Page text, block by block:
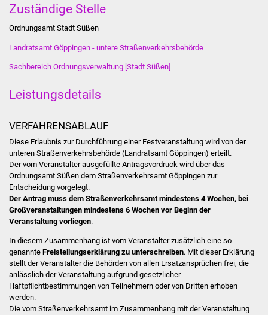
Jubiläumsjahr 2021
Partnerstädte
Sanierung Hallenbad
Ortsentwicklung
Presse
Bürger & Service
Zuständige Stelle
Ordnungsamt Stadt Süßen
Landratsamt Göppingen - untere Straßenverkehrsbehörde
Sachbereich Ordnungsverwaltung [Stadt Süßen]
Leistungsdetails
VERFAHRENSABLAUF
Diese Erlaubnis zur Durchführung einer Festveranstaltung wird von der
unteren Straßenverkehrsbehörde (Landratsamt Göppingen) erteilt.
Der vom Veranstalter ausgefüllte Antragsvordruck wird über das
Ordnungsamt Süßen dem Straßenverkehrsamt Göppingen zur
Entscheidung vorgelegt.
Der Antrag muss dem Straßenverkehrsamt mindestens 4 Wochen, bei
Großveranstaltungen mindestens 6 Wochen vor Beginn der
Veranstaltung vorliegen.
In diesem Zusammenhang ist vom Veranstalter zusätzlich eine so
genannte Freistellungserklärung zu unterschreiben. Mit dieser Erklärung
stellt der Veranstalter die Behörden von allen Ersatzansprüchen frei, die
anlässlich der Veranstaltung aufgrund gesetzlicher
Haftpflichtbestimmungen von Teilnehmern oder von Dritten erhoben
werden.
Die vom Straßenverkehrsamt im Zusammenhang mit der Veranstaltung